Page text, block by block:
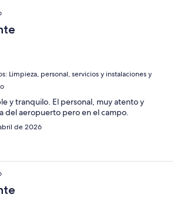
Limpieza, personal, servicios y instalaciones y
y tranquilo. El personal, muy atento y
del aeropuerto pero en el campo.
de 2026